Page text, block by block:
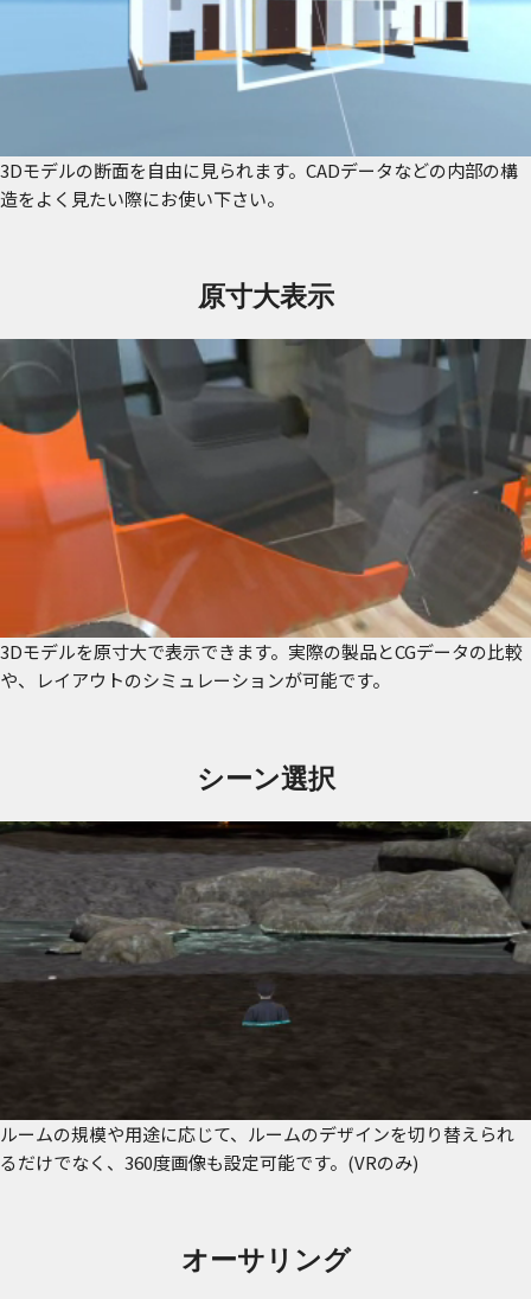
3Dモデルの断面を自由に見られます。CADデータなどの内部の構
造をよく見たい際にお使い下さい。
原寸大表示
3Dモデルを原寸大で表示できます。実際の製品とCGデータの比較
や、レイアウトのシミュレーションが可能です。
シーン選択
ルームの規模や用途に応じて、ルームのデザインを切り替えられ
るだけでなく、360度画像も設定可能です。 (VRのみ)
オーサリング